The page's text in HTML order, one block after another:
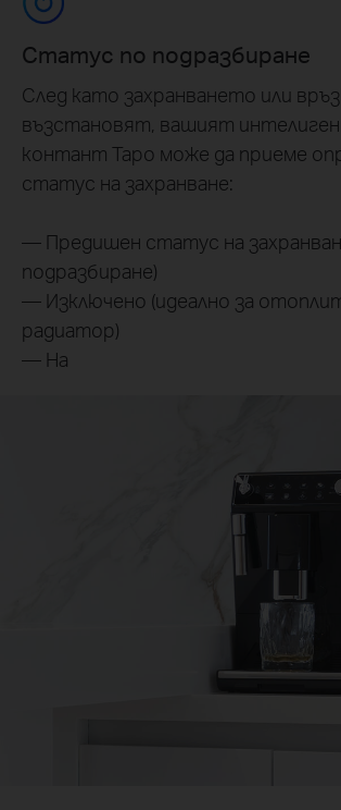
Статус по подразбиране
След като захранването или
възстановят, вашият
контант Tapo може да приеме
статус на захранване:
— Предишен статус на
подразбиране)
— Изключено (идеално за
радиатор)
— На